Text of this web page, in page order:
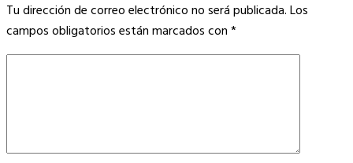
Tu dirección de correo electrónico no será publicada.Los
campos obligatorios están marcados con*